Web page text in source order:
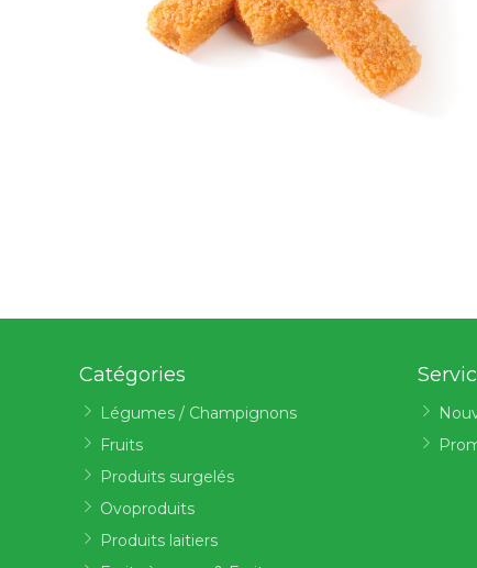
Catégories
Légumes / Champignons
Fruits
Produits surgelés
Ovoproduits
Produits laitiers